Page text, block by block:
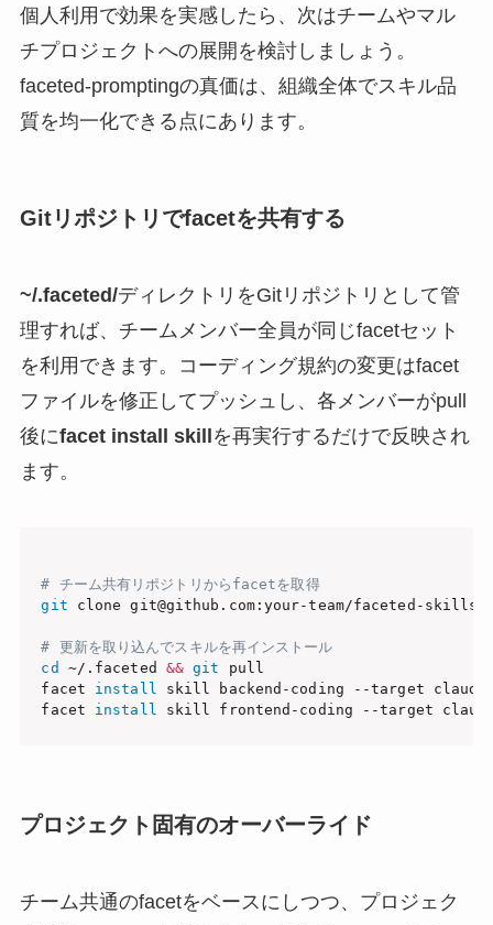
個人利用で効果を実感したら、次はチームやマル
チプロジェクトへの展開を検討しましょう。
faceted-promptingの真価は、組織全体でスキル品
質を均一化できる点にあります。
Gitリポジトリでfacetを共有する
~/.faceted/ディレクトリをGitリポジトリとして管
理すれば、チームメンバー全員が同じfacetセット
を利用できます。コーディング規約の変更はfacet
ファイルを修正してプッシュし、各メンバーがpull
後にfacet install skillを再実行するだけで反映され
ます。
# チーム共有リポジトリからfacetを取得
git clone git@github.com:your-team/faceted-
# 更新を取り込んでスキルを再インストール
cd
~/.faceted && git pull
facet install skill backend-coding --target claude-
facet install
プロジェクト固有のオーバーライド
チーム共通のfacetをベースにしつつ、プロジェク